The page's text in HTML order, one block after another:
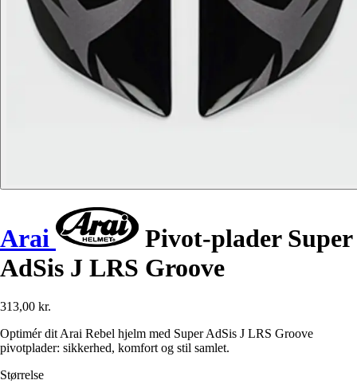
Arai
Pivot-plader Super
AdSis J LRS Groove
313,00 kr.
Optimér dit Arai Rebel hjelm med Super AdSis J LRS Groove
pivotplader: sikkerhed, komfort og stil samlet.
Størrelse